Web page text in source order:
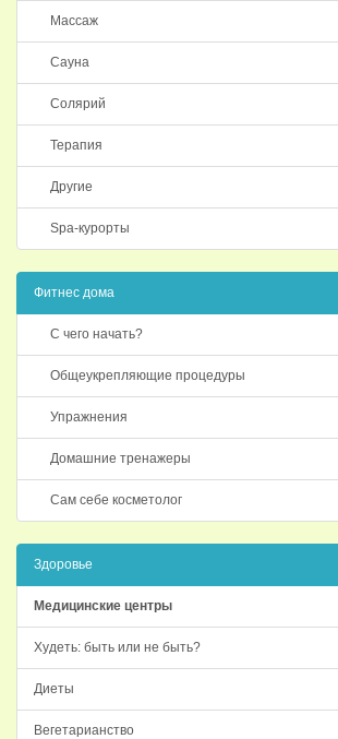
Массаж
Сауна
Солярий
Терапия
Другие
Spa-курорты
Фитнес дома
С чего начать?
Общеукрепляющие процедуры
Упражнения
Домашние тренажеры
Сам себе косметолог
Здоровье
Медицинские центры
Худеть: быть или не быть?
Диеты
Вегетарианство